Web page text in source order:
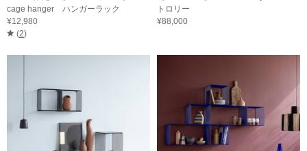
cage hanger ハンガーラック
¥12,980
(2)
トロリー
¥88,000